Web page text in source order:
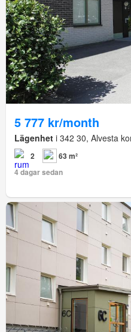
5 777 kr/month
Lägenhet i 342 30, Alvesta
2
63 m²
4 dagar sedan